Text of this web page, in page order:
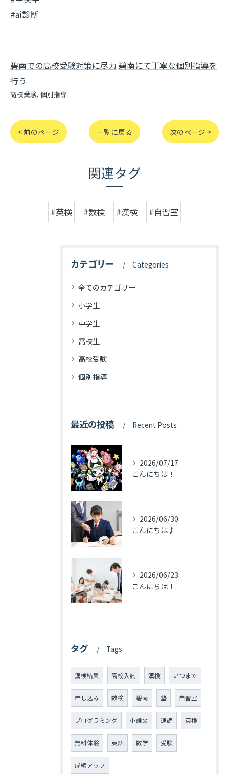
#ai診断
碧南での高校受験対策に尽力 碧南にて丁寧な個別指導を
行う
高校受験 個別指導
< 前のページ 一覧に戻る 次のページ >
関連タグ
#英検 #数検 #漢検 #自習室
カテゴリー Categories
全てのカテゴリー
小学生
中学生
高校生
高校受験
個別指導
最近の投稿 Recent Posts
2026/07/17
こんにちは！
2026/06/30
こんにちは♪
2026/06/23
こんにちは！
タグ Tags
漢検結果 高校入試 漢検 いつまで
申し込み 数検 碧南 塾 自習室
プログラミング 小論文 速読 英検
無料体験 英語 数学 受験
成績アップ